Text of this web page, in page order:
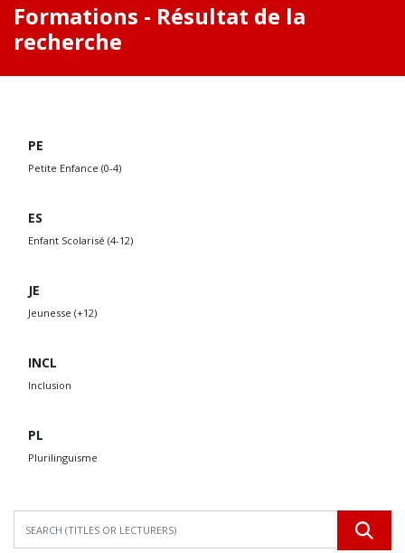
Formations - Résultat de la
recherche
PE
Petite Enfance (0-4)
ES
Enfant Scolarisé (4-12)
JE
Jeunesse (+12)
INCL
Inclusion
PL
Plurilinguisme